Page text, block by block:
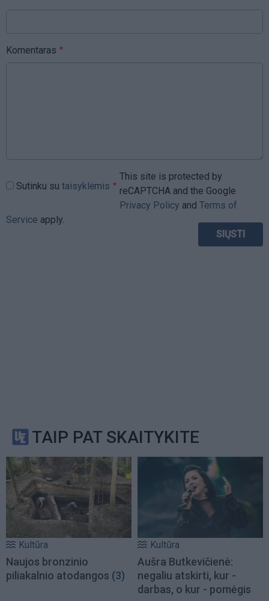
Komentaras
Sutinku su taisyklėmis
This site is protected by
reCAPTCHA and the Google
Privacy Policy and Terms of
Service apply.
TAIP PAT SKAITYKITE
Kultūra
Naujos bronzinio
piliakalnio atodangos (3)
Kultūra
Aušra Butkevičienė:
negaliu atskirti, kur -
darbas, o kur - pomėgis